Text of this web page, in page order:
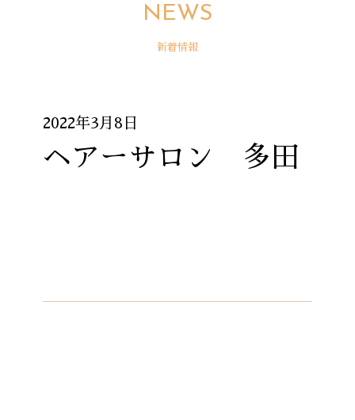
NEWS
新着情報
2022年3月8日
ヘアーサロン 多田